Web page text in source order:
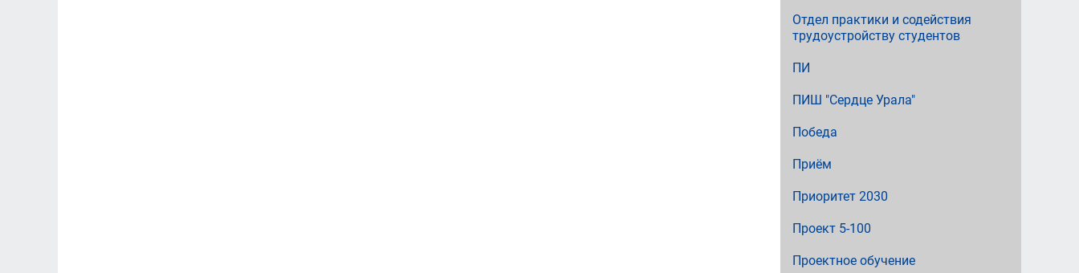
Отдел практики и содействия
трудоустройству студентов
ПИ
ПИШ "Сердце Урала"
Победа
Приём
Приоритет 2030
Проект 5-100
Проектное обучение